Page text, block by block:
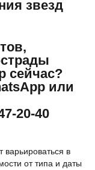
звезд
сейчас?
или
20-40
варьироваться в
от типа и даты